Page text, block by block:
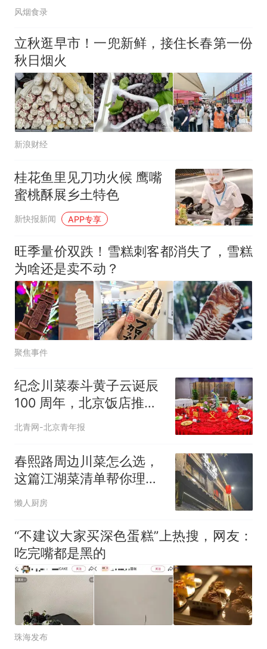
风烟食录
立秋逛早市！一兜新鲜，接住长春第一份
秋日烟火
新浪财经
桂花鱼里见刀功火候 鹰嘴
蜜桃酥展乡土特色
新快报新闻 APP专享
旺季量价双跌！雪糕刺客都消失了，雪糕
为啥还是卖不动？
聚焦事件
纪念川菜泰斗黄子云诞辰
100 周年，北京饭店推出
经典菜单
北青网-北京青年报
春熙路周边川菜怎么选，
这篇江湖菜清单帮你理清
思路
懒人厨房
“不建议大家买深色蛋糕”上热搜，网友：
吃完嘴都是黑的
珠海发布